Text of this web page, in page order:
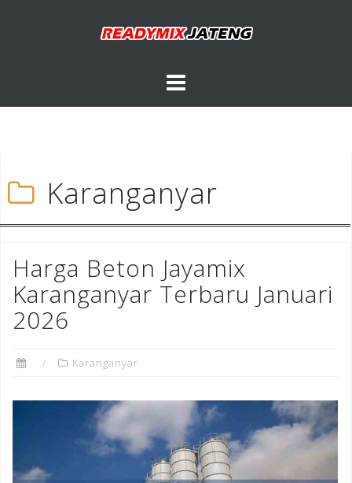
Karanganyar
Harga Beton Jayamix
Karanganyar Terbaru Januari
2026
Karanganyar